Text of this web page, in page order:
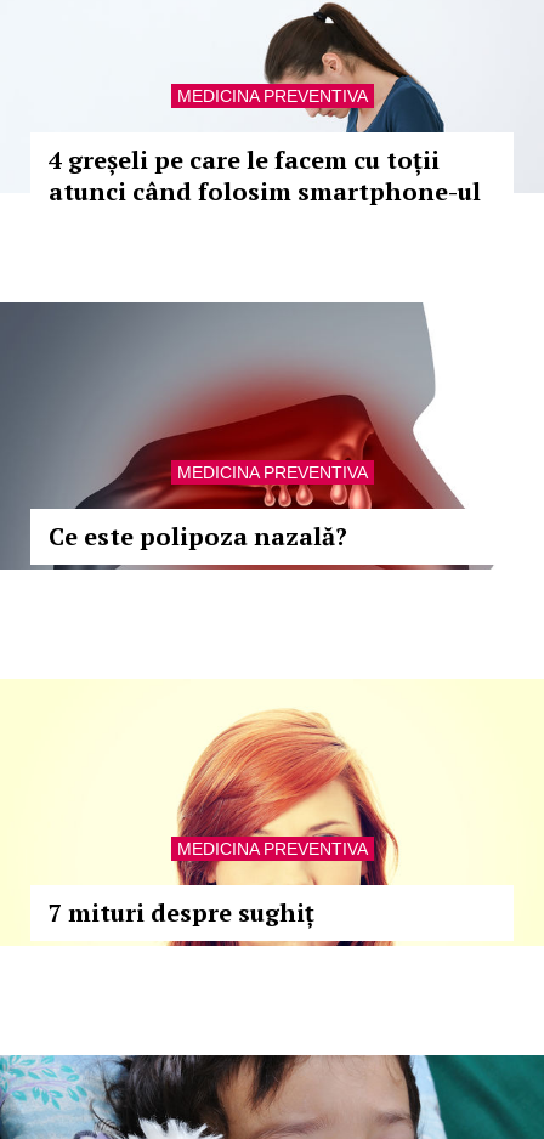
MEDICINA PREVENTIVA
4 greșeli pe care le facem cu toții
atunci când folosim smartphone-ul
MEDICINA PREVENTIVA
Ce este polipoza nazală?
MEDICINA PREVENTIVA
7 mituri despre sughiț